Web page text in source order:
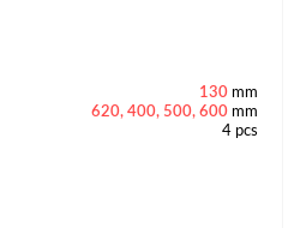
130 mm
620, 400, 500, 600 mm
4 pcs